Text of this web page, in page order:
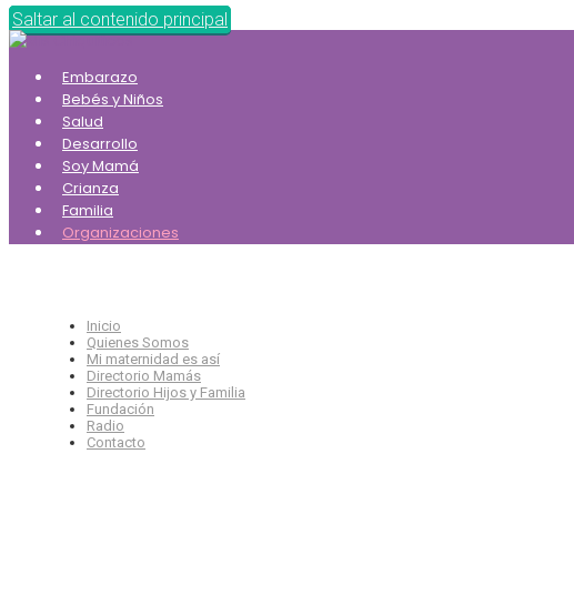
Saltar al contenido principal
Embarazo
Bebés y Niños
Salud
Desarrollo
Soy Mamá
Crianza
Familia
Organizaciones
Inicio
Quienes Somos
Mi maternidad es así
Directorio Mamás
Directorio Hijos y Familia
Fundación
Radio
Contacto